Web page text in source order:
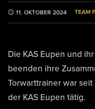
11. OKTOBER 2024 TEAM
Die KAS Eupen und
beenden ihre
Torwarttrainer war
der KAS Eupen tätig.